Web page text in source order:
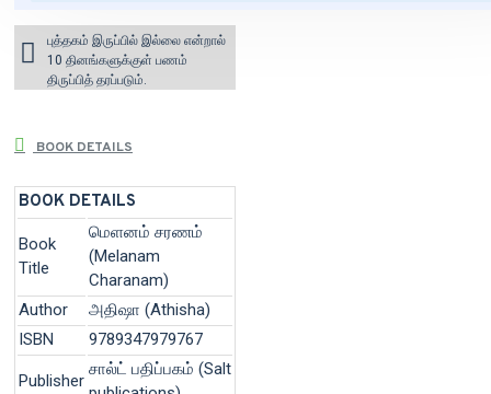
புத்தகம் இருப்பில் இல்லை என்றால்
10 தினங்களுக்குள் பணம்
திருப்பித் தரப்படும்.
BOOK DETAILS
BOOK DETAILS
Book
Title
மெளனம் சரணம்
(Melanam
Charanam)
Author
அதிஷா (Athisha)
ISBN
9789347979767
Publisher
சால்ட் பதிப்பகம் (Salt